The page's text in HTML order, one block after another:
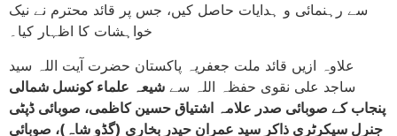
سے رہنمائی و ہدایات حاصل کیں، جس پر قائد محترم نے نیک
خواہشات کا اظہار کیا۔
علاوہ ازیں قائد ملت جعفریہ پاکستان حضرت آیت اللہ سید
ساجد علی نقوی حفظہ اللہ سے شیعہ علماء کونسل شمالی
پنجاب کے صوبائی صدر علامہ اشتیاق حسین کاظمی، صوبائی ڈپٹی
جنرل سیکرٹری ذاکر سید عمران حیدر بخاری (گڈو شاہ)، صوبائی